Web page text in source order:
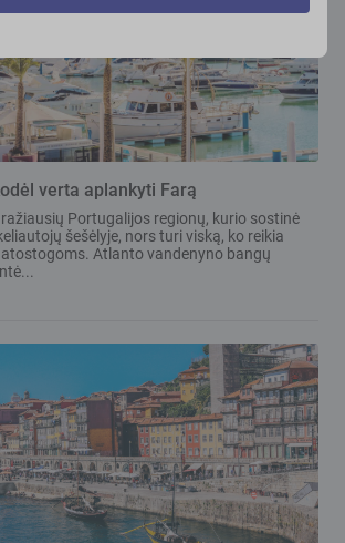
verta aplankyti Farą
Portugalijos regionų, kurio sostinė
šešėlyje, nors turi viską, ko reikia
Atlanto vandenyno bangų